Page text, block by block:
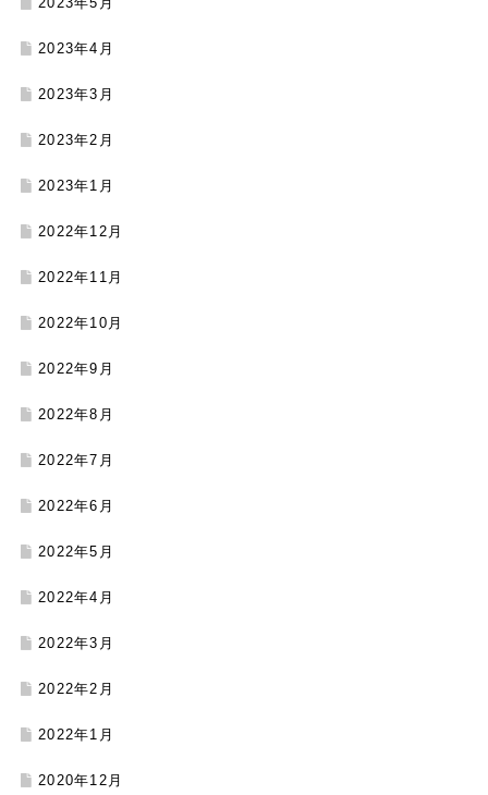
2023年4月
2023年3月
2023年2月
2023年1月
2022年12月
2022年11月
2022年10月
2022年9月
2022年8月
2022年7月
2022年6月
2022年5月
2022年4月
2022年3月
2022年2月
2022年1月
2020年12月